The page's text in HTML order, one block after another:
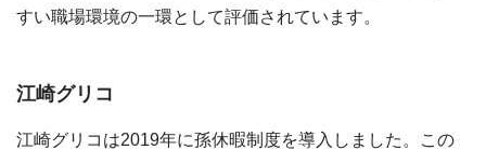
すい職場環境の一環として評価されています。
江崎グリコ
江崎グリコは2019年に孫休暇制度を導入しました。この